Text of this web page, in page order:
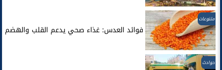
متنوعات
فوائد العدس: غذاء صحي يدعم القلب والهضم
حوادث